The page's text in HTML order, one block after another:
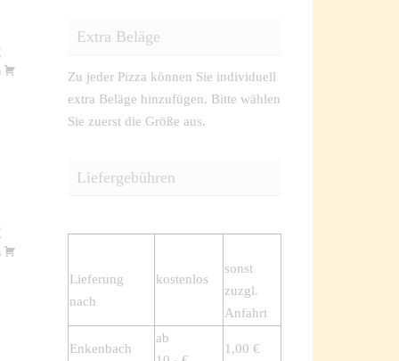
Extra Beläge
Zu jeder Pizza können Sie individuell
extra Beläge hinzufügen. Bitte wählen
Sie zuerst die Größe aus.
Liefergebühren
Lieferung
nach
kostenlos
sonst
zuzgl.
Anfahrt
Enkenbach
ab
1,00 €